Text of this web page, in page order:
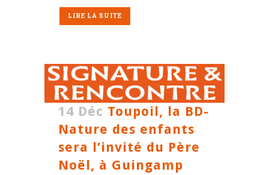
LIRE LA SUITE
14 Déc Toupoil, la BD-
Nature des enfants
sera l’invité du Père
Noël, à Guingamp